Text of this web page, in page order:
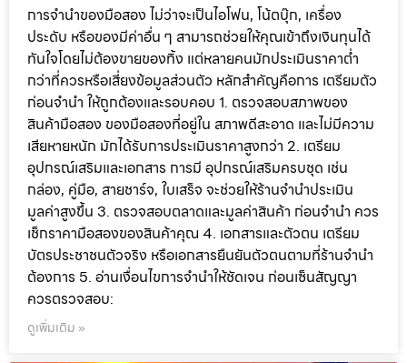
การจำนำของมือสอง ไม่ว่าจะเป็นไอโฟน, โน้ตบุ๊ก, เครื่อง
ประดับ หรือของมีค่าอื่น ๆ สามารถช่วยให้คุณเข้าถึงเงินทุนได้
ทันใจโดยไม่ต้องขายของทิ้ง แต่หลายคนมักประเมินราคาต่ำ
กว่าที่ควรหรือเสี่ยงข้อมูลส่วนตัว หลักสำคัญคือการ เตรียมตัว
ก่อนจำนำ ให้ถูกต้องและรอบคอบ 1. ตรวจสอบสภาพของ
สินค้ามือสอง ของมือสองที่อยู่ใน สภาพดีสะอาด และไม่มีความ
เสียหายหนัก มักได้รับการประเมินราคาสูงกว่า 2. เตรียม
อุปกรณ์เสริมและเอกสาร การมี อุปกรณ์เสริมครบชุด เช่น
กล่อง, คู่มือ, สายชาร์จ, ใบเสร็จ จะช่วยให้ร้านจำนำประเมิน
มูลค่าสูงขึ้น 3. ตรวจสอบตลาดและมูลค่าสินค้า ก่อนจำนำ ควร
เช็กราคามือสองของสินค้าคุณ 4. เอกสารและตัวตน เตรียม
บัตรประชาชนตัวจริง หรือเอกสารยืนยันตัวตนตามที่ร้านจำนำ
ต้องการ 5. อ่านเงื่อนไขการจำนำให้ชัดเจน ก่อนเซ็นสัญญา
ควรตรวจสอบ:
ดูเพิ่มเติม »